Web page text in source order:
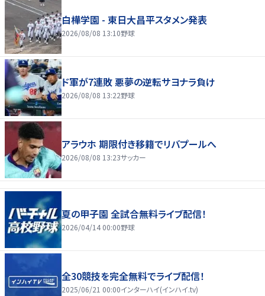
白樺学園 - 東日大昌平スタメン発表
2026/08/08 13:10野球
ド軍が7連敗 悪夢の逆転サヨナラ負け
2026/08/08 13:22野球
アラウホ 期限付き移籍でリバプールへ
2026/08/08 13:23サッカー
夏の甲子園 全試合無料ライブ配信！
2026/04/14 00:00野球
全30競技を完全無料でライブ配信！
2025/06/21 00:00インターハイ(インハイ.tv)